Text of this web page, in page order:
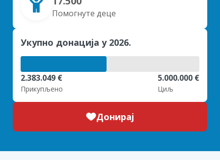
Помогнуте деце
Укупно донација у 2026.
2.383.049 €
Прикупљено
5.000.000 €
Циљ
Донирај